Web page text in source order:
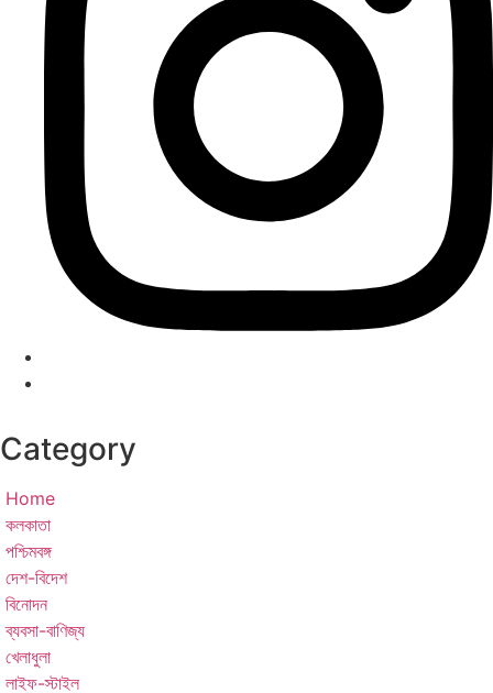
Category
Home
কলকাতা
পশ্চিমবঙ্গ
দেশ-বিদেশ
বিনোদন
ব্যবসা-বাণিজ্য
খেলাধুলা
লাইফ-স্টাইল